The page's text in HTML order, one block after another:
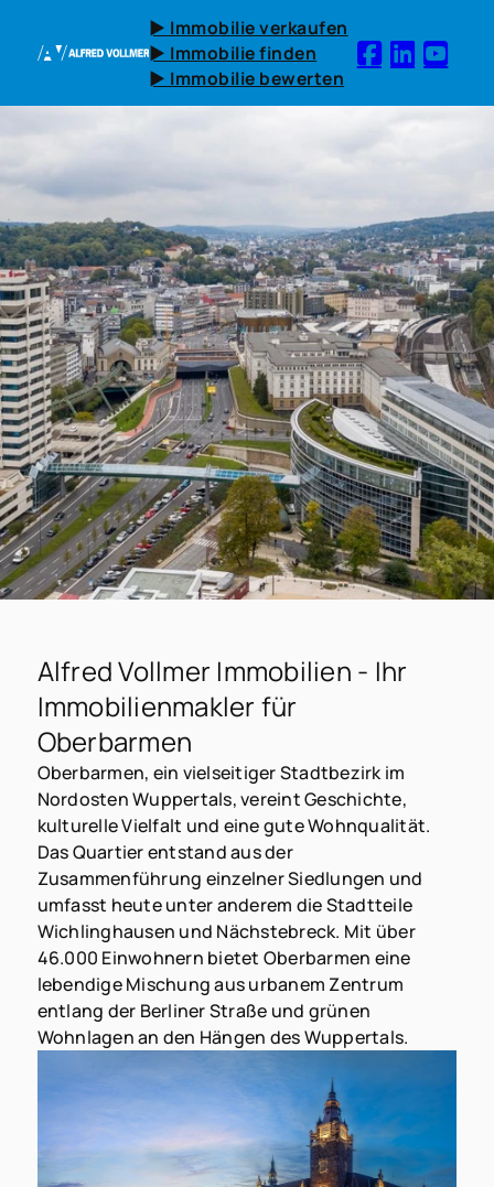
► Immobilie verkaufen
► Immobilie finden
► Immobilie bewerten
Alfred Vollmer Immobilien - Ihr
Immobilienmakler für
Oberbarmen
Oberbarmen, ein vielseitiger Stadtbezirk im
Nordosten Wuppertals, vereint Geschichte,
kulturelle Vielfalt und eine gute Wohnqualität.
Das Quartier entstand aus der
Zusammenführung einzelner Siedlungen und
umfasst heute unter anderem die Stadtteile
Wichlinghausen und Nächstebreck. Mit über
46.000 Einwohnern bietet Oberbarmen eine
lebendige Mischung aus urbanem Zentrum
entlang der Berliner Straße und grünen
Wohnlagen an den Hängen des Wuppertals.